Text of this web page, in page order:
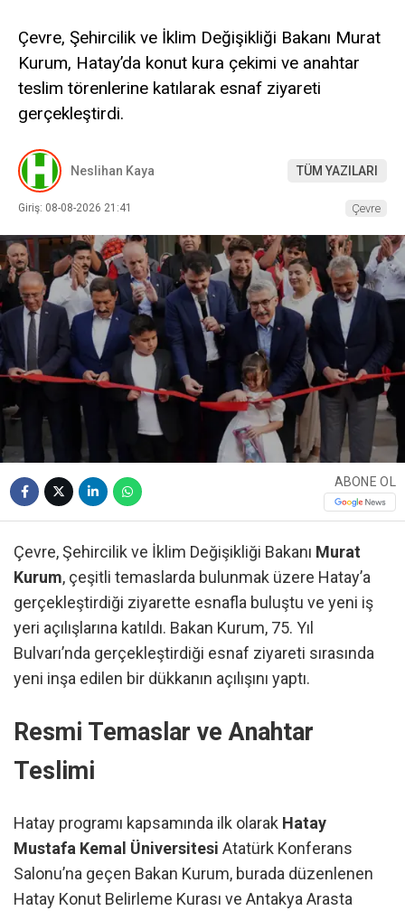
Çevre, Şehircilik ve İklim Değişikliği Bakanı Murat
Kurum, Hatay’da konut kura çekimi ve anahtar
teslim törenlerine katılarak esnaf ziyareti
gerçekleştirdi.
Neslihan Kaya TÜM YAZILARI
Giriş: 08-08-2026 21:41 Çevre
ABONE OL
Çevre, Şehircilik ve İklim Değişikliği Bakanı Murat
Kurum, çeşitli temaslarda bulunmak üzere Hatay’a
gerçekleştirdiği ziyarette esnafla buluştu ve yeni iş
yeri açılışlarına katıldı. Bakan Kurum, 75. Yıl
Bulvarı’nda gerçekleştirdiği esnaf ziyareti sırasında
yeni inşa edilen bir dükkanın açılışını yaptı.
Resmi Temaslar ve Anahtar
Teslimi
Hatay programı kapsamında ilk olarak Hatay
Mustafa Kemal Üniversitesi Atatürk Konferans
Salonu’na geçen Bakan Kurum, burada düzenlenen
Hatay Konut Belirleme Kurası ve Antakya Arasta